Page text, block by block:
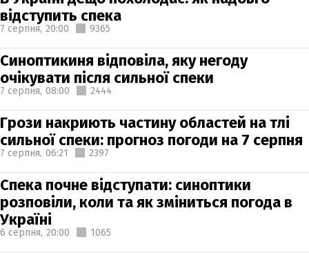
відступить спека
7 серпня, 20:00 9365
Синоптикиня відповіла, яку негоду
очікувати після сильної спеки
7 серпня, 08:00 2444
Грози накриють частину областей на тлі
сильної спеки: прогноз погоди на 7 серпня
7 серпня, 06:21 2397
Спека почне відступати: синоптики
розповіли, коли та як зміниться погода в
Україні
6 серпня, 20:00 1065